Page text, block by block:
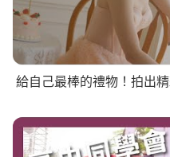
給自己最棒的禮物！拍出